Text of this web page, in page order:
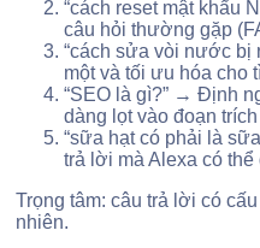
“cách reset mật khẩu
câu hỏi thường gặp
“cách sửa vòi nước
một và tối ưu hóa cho
“SEO là gì?” → Định
dàng lọt vào đoạn
“sữa hạt có phải là
trả lời mà Alexa có thể
Trọng tâm: câu trả lời có
nhiên.